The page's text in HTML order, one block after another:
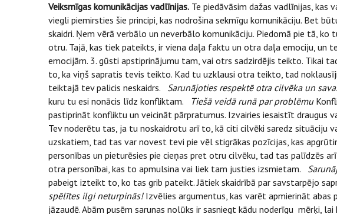
Veiksmīgas komunikācijas vadlīnijas. Te piedāvāsim dažas vadlīnijas,
viegli piemirsties šie principi, kas nodrošina sekmīgu komunikāciju. Bet
skaidri. Ņem vērā verbālo un neverbālo komunikāciju. Piedomā pie tā,
otru. Tajā, kas tiek pateikts, ir viena daļa faktu un otra daļa emociju, un
emocijām. 3. gūsti apstiprinājumu tam, vai otrs sadzirdējis teikto. Tikai
to, ka viņš sapratis tevis teikto. Kad tu uzklausi otra teikto, tad
teiktajā tev palicis neskaidrs. Sarunājoties respektē otra cilvēka un
kuru tu esi nonācis līdz konfliktam.
Tiešā veidā runā par problēmu
pastiprināt konfliktu un veicināt pārpratumus. Izvairies iesaistīt draugus
Tev noderētu tas, ja tu noskaidrotu arī to, kā citi cilvēki saredz situāciju
uzskatiem, tad tas var novest tevi pie vēl stigrākas pozīcijas, kas
personības un pieturēsies pie cieņas pret otru cilvēku, tad tas palīdzēs
otra personībai, kas to apmulsina vai liek tam justies izsmietam.
pabeigt izteikt to, ko tas grib pateikt. Jātiek skaidrībā par savstarpējo
spēlītes ilgi neturpinās!Izvēlies argumentus, kas varēt apmierināt abas
jāzaudē. Abām pusēm sarunas nolūks ir sasniegt kādu noderīgu mērķi,